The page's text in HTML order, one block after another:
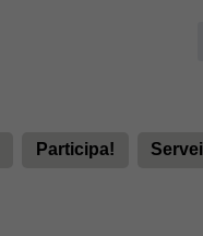
Participa!